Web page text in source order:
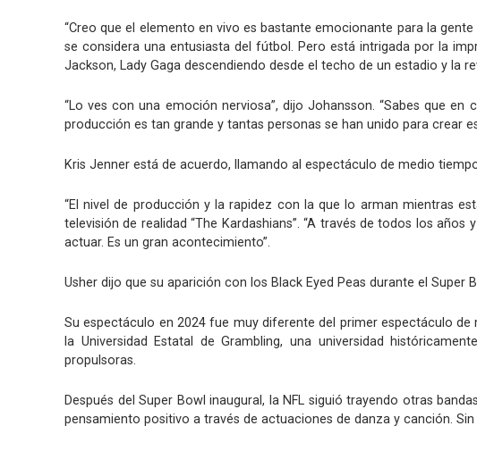
“Creo que el elemento en vivo es bastante emocionante para la
se considera una entusiasta del fútbol. Pero está intrigada por la
Jackson, Lady Gaga descendiendo desde el techo de un estadio y la
“Lo ves con una emoción nerviosa”, dijo Johansson. “Sabes que
producción es tan grande y tantas personas se han unido para crear
Kris Jenner está de acuerdo, llamando al espectáculo de medio
“El nivel de producción y la rapidez con la que lo arman mientras
televisión de realidad “The Kardashians”. “A través de todos los
actuar. Es un gran acontecimiento”.
Usher dijo que su aparición con los Black Eyed Peas durante el
Su espectáculo en 2024 fue muy diferente del primer espectáculo
la Universidad Estatal de Grambling, una universidad
propulsoras.
Después del Super Bowl inaugural, la NFL siguió trayendo otras
pensamiento positivo a través de actuaciones de danza y canción.